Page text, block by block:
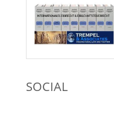
SOCIAL